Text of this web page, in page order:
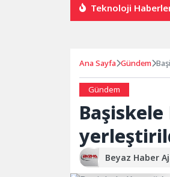
Teknoloji
Ana Sayfa Gündem
Gündem
Beyaz Haber